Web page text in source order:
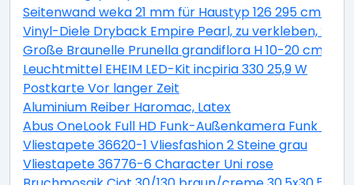
Seitenwand weka 21 mm für Haustyp 126 295 cm
Vinyl-Diele Dryback Empire Pearl, zu verkleben,
Große Braunelle Prunella grandiflora H 10-20 cm Co
Leuchtmittel EHEIM LED-Kit incpiria 330 25,9 W
Postkarte Vor langer Zeit
Aluminium Reiber Haromac, Latex
Abus OneLook Full HD Funk-Außenkamera Funk
Vliestapete 36620-1 Vliesfashion 2 Steine grau
Vliestapete 36776-6 Character Uni rose